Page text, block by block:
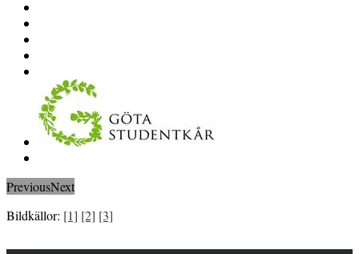
PreviousNext
Bildkällor: [1] [2] [3]